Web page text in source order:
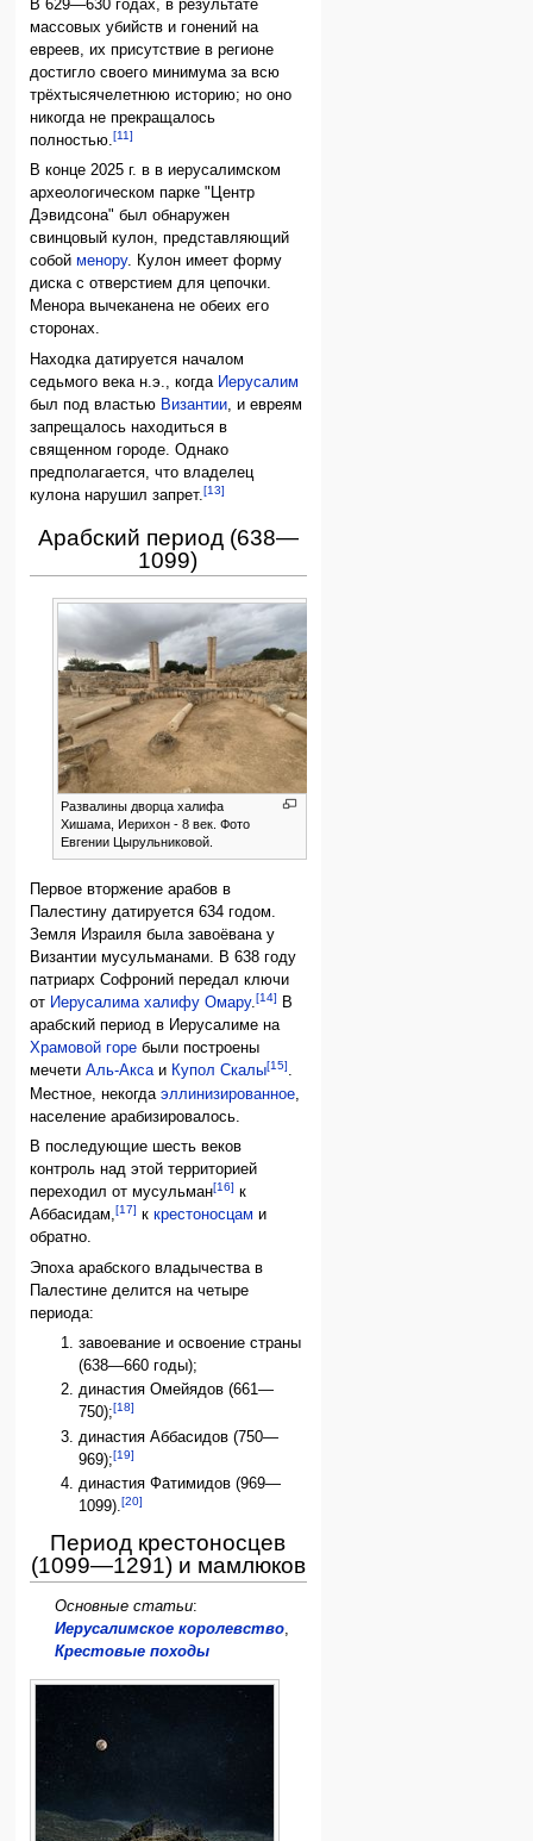
В 629—630 годах, в результате
массовых убийств и гонений на
евреев, их присутствие в регионе
достигло своего минимума за всю
трёхтысячелетнюю историю; но оно
никогда не прекращалось
полностью.[11]
В конце 2025 г. в в иерусалимском
археологическом парке "Центр
Дэвидсона" был обнаружен
свинцовый кулон, представляющий
собойменору. Кулон имеет форму
диска с отверстием для цепочки.
Менора вычеканена не обеих его
сторонах.
Находка датируется началом
седьмого века н.э., когда Иерусалим
был под властью Византии , и евреям
запрещалось находиться в
священном городе. Однако
предполагается, что владелец
кулона нарушил запрет.[13]
Арабский период (638—
1099)
Развалины дворца халифа
Хишама, Иерихон - 8 век. Фото
Евгении Цырульниковой.
Первое вторжение арабов в
Палестину датируется 634 годом.
Земля Израиля была завоёвана у
Византии мусульманами. В 638 году
патриарх Софроний передал ключи
от Иерусалима халифу Омару.[14]
В
арабский период в Иерусалиме на
Храмовой горе были построены
мечетиАль-Аксаи Купол Скалы[15].
Местное, некогдаэллинизированное
население арабизировалось.
В последующие шесть веков
контроль над этой территорией
переходил от мусульман[16] к
Аббасидам,[17] ккрестоносцам и
обратно.
Эпоха арабского владычества в
Палестине делится на четыре
периода:
завоевание и освоение страны
(638—660 годы);
династия Омейядов (661—
750);[18]
династия Аббасидов (750—
969);[19]
династия Фатимидов (969—
1099).[20]
Период крестоносцев
(1099—1291) и мамлюков
Основные статьи:
Иерусалимское королевство,
Крестовые походы